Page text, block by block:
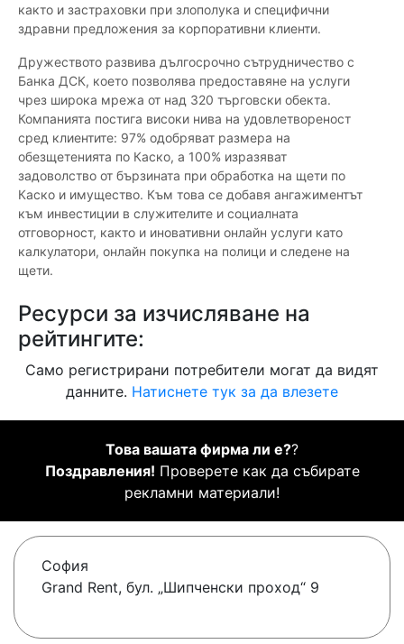
както и застраховки при злополука и специфични
здравни предложения за корпоративни клиенти.
Дружеството развива дългосрочно сътрудничество с
Банка ДСК, което позволява предоставяне на услуги
чрез широка мрежа от над 320 търговски обекта.
Компанията постига високи нива на удовлетвореност
сред клиентите: 97% одобряват размера на
обезщетенията по Каско, а 100% изразяват
задоволство от бързината при обработка на щети по
Каско и имущество. Към това се добавя ангажиментът
към инвестиции в служителите и социалната
отговорност, както и иновативни онлайн услуги като
калкулатори, онлайн покупка на полици и следене на
щети.
Ресурси за изчисляване на
рейтингите:
Само регистрирани потребители могат да видят
данните. Натиснете тук за да влезете
Това вашата фирма ли е??
Поздравления! Проверете как да събирате
рекламни материали!
София
Grand Rent, бул. „Шипченски проход“ 9